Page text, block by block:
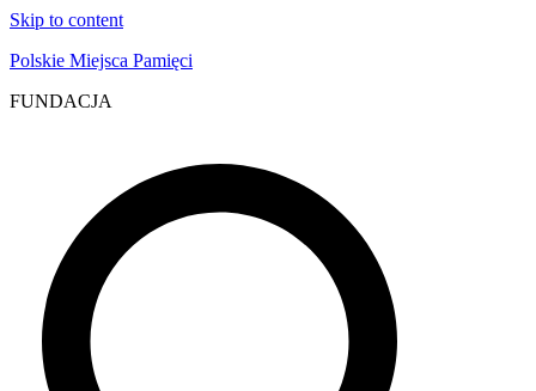
Skip to content
Polskie Miejsca Pamięci
FUNDACJA